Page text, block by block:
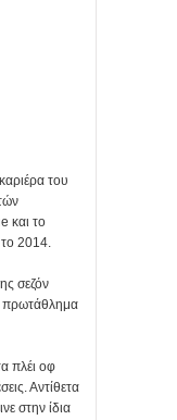
του
και το
2014.
σεζόν
πρωτάθλημα
πλέι οφ
Αντίθετα
στην ίδια